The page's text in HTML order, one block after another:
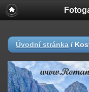
Úvodní stránka /